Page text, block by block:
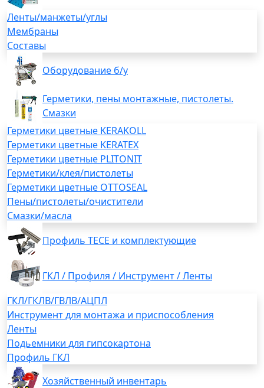
Ленты/манжеты/углы
Мембраны
Составы
Оборудование б/у
Герметики, пены монтажные, пистолеты.
Смазки
Герметики цветные KERAKOLL
Герметики цветные KERATEX
Герметики цветные PLITONIT
Герметики/клея/пистолеты
Герметики цветные OTTOSEAL
Пены/пистолеты/очистители
Смазки/масла
Профиль TECE и комплектующие
ГКЛ / Профиля / Инструмент / Ленты
ГКЛ/ГКЛВ/ГВЛВ/АЦПЛ
Инструмент для монтажа и приспособления
Ленты
Подьемники для гипсокартона
Профиль ГКЛ
Хозяйственный инвентарь